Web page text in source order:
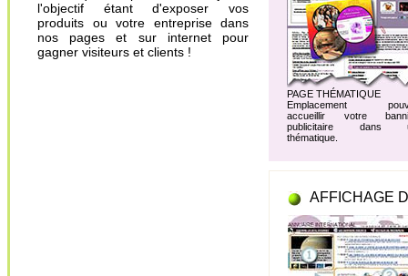
l'objectif étant d'exposer vos
produits ou votre entreprise dans
nos pages et sur internet pour
gagner visiteurs et clients !
PAGE THÉMATIQUE
Emplacement
accueillir votre
publicitaire dans
thématique.
AFFICHAGE